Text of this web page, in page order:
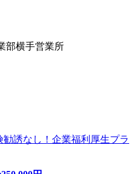
部横手営業所
勧誘なし！企業福利厚生プラ